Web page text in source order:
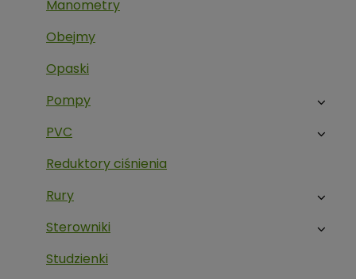
Manometry
Obejmy
Opaski
Pompy
PVC
Reduktory ciśnienia
Rury
Sterowniki
Studzienki